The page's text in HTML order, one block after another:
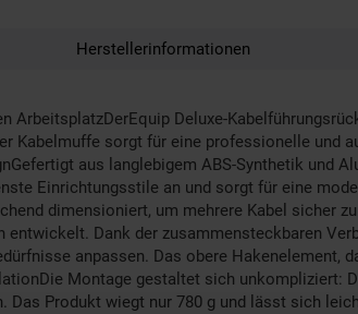
Herstellerinformationen
Deluxe-
Kabelmuffe sorgt für eine professionelle und
aus langlebigem ABS-Synthetik und
Einrichtungsstile an und sorgt für eine
dimensioniert, um mehrere Kabel sicher
Dank der zusammensteckbaren
anpassen. Das obere Hakenelement,
Montage gestaltet sich unkompliziert:
Produkt wiegt nur 780 g und lässt sich